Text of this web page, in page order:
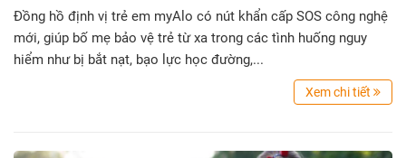
Đồng hồ định vị trẻ em myAlo có nút khẩn cấp SOS công nghệ
mới, giúp bố mẹ bảo vệ trẻ từ xa trong các tình huống nguy
hiểm như bị bắt nạt, bạo lực học đường,...
Xem chi tiết